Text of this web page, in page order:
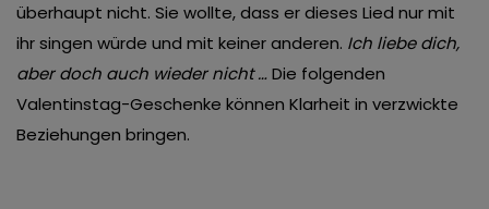
überhaupt nicht. Sie wollte, dass er dieses Lied nur mit
ihr singen würde und mit keiner anderen. Ich liebe dich,
aber doch auch wieder nicht … Die folgenden
Valentinstag-Geschenke können Klarheit in verzwickte
Beziehungen bringen.